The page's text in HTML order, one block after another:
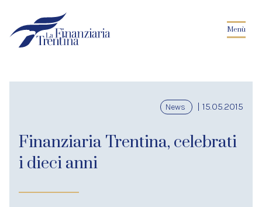
Menù
News | 15.05.2015
Finanziaria Trentina, celebrati
i dieci anni